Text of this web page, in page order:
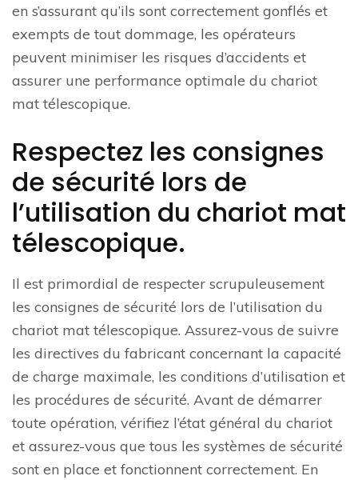
en s’assurant qu’ils sont correctement gonflés et
exempts de tout dommage, les opérateurs
peuvent minimiser les risques d’accidents et
assurer une performance optimale du chariot
mat télescopique.
Respectez les consignes
de sécurité lors de
l’utilisation du chariot mat
télescopique.
Il est primordial de respecter scrupuleusement
les consignes de sécurité lors de l’utilisation du
chariot mat télescopique. Assurez-vous de suivre
les directives du fabricant concernant la capacité
de charge maximale, les conditions d’utilisation et
les procédures de sécurité. Avant de démarrer
toute opération, vérifiez l’état général du chariot
et assurez-vous que tous les systèmes de sécurité
sont en place et fonctionnent correctement. En